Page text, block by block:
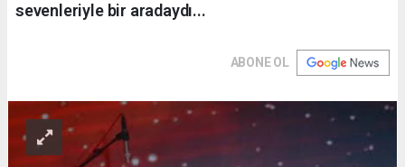
sevenleriyle bir aradaydı...
ABONE OL